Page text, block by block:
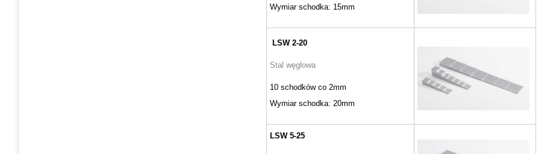
Wymiar schodka: 15mm
LSW 2-20
Stal węglowa
10 schodków co 2mm
Wymiar schodka: 20mm
LSW 5-25